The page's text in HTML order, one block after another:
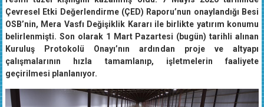
Çevresel Etki Değerlendirme (ÇED) Raporu’nun onaylandığı Besi
OSB’nin, Mera Vasfı Değişiklik Kararı ile birlikte yatırım konumu
belirlenmişti. Son olarak 1 Mart Pazartesi (bugün) tarihli alınan
Kuruluş Protokolü Onayı’nın ardından proje ve altyapı
çalışmalarının hızla tamamlanıp, işletmelerin faaliyete
geçirilmesi planlanıyor.